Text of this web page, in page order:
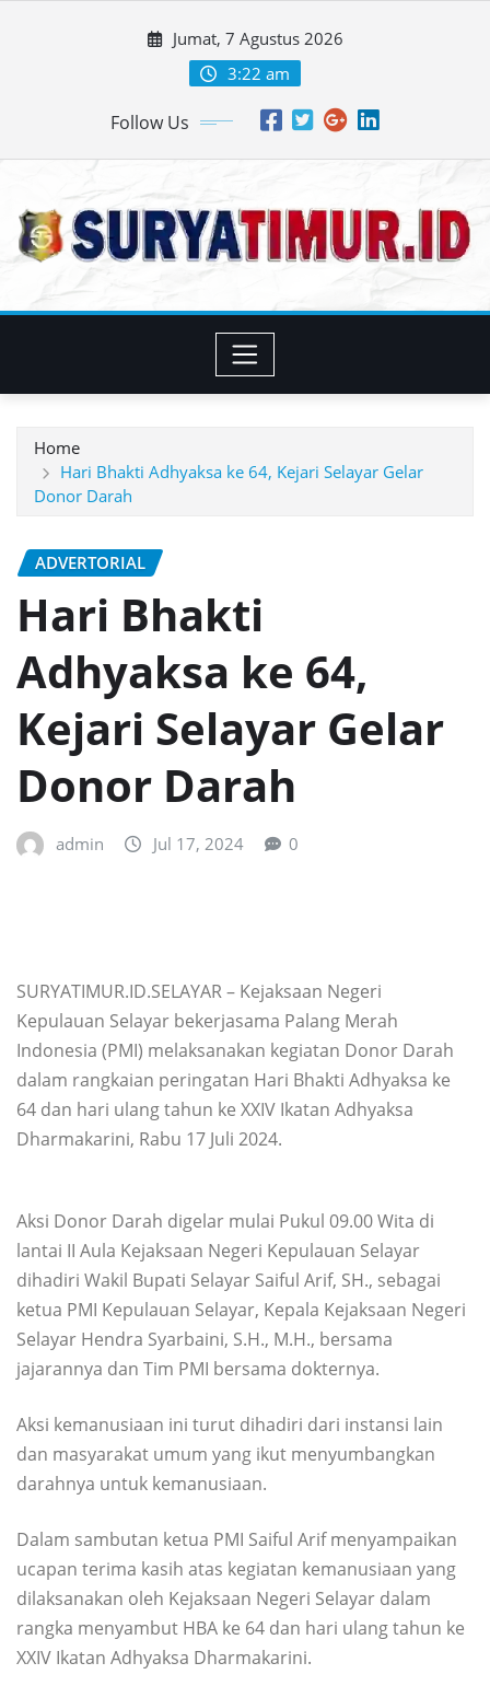
Jumat, 7 Agustus 2026
3:22 am
Follow Us
Home
Hari Bhakti Adhyaksa ke 64, Kejari Selayar Gelar
Donor Darah
ADVERTORIAL
Hari Bhakti
Adhyaksa ke 64,
Kejari Selayar Gelar
Donor Darah
admin Jul 17, 2024 0
SURYATIMUR.ID.SELAYAR – Kejaksaan Negeri
Kepulauan Selayar bekerjasama Palang Merah
Indonesia (PMI) melaksanakan kegiatan Donor Darah
dalam rangkaian peringatan Hari Bhakti Adhyaksa ke
64 dan hari ulang tahun ke XXIV Ikatan Adhyaksa
Dharmakarini, Rabu 17 Juli 2024.
Aksi Donor Darah digelar mulai Pukul 09.00 Wita di
lantai II Aula Kejaksaan Negeri Kepulauan Selayar
dihadiri Wakil Bupati Selayar Saiful Arif, SH., sebagai
ketua PMI Kepulauan Selayar, Kepala Kejaksaan Negeri
Selayar Hendra Syarbaini, S.H., M.H., bersama
jajarannya dan Tim PMI bersama dokternya.
Aksi kemanusiaan ini turut dihadiri dari instansi lain
dan masyarakat umum yang ikut menyumbangkan
darahnya untuk kemanusiaan.
Dalam sambutan ketua PMI Saiful Arif menyampaikan
ucapan terima kasih atas kegiatan kemanusiaan yang
dilaksanakan oleh Kejaksaan Negeri Selayar dalam
rangka menyambut HBA ke 64 dan hari ulang tahun ke
XXIV Ikatan Adhyaksa Dharmakarini.